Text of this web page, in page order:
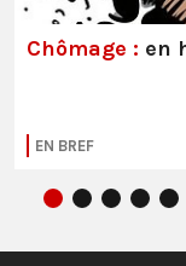
Chômage : en
EN BREF